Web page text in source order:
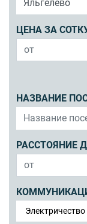
ЦЕНА ЗА
НАЗВАНИЕ
РАССТОЯНИЕ
Электричество